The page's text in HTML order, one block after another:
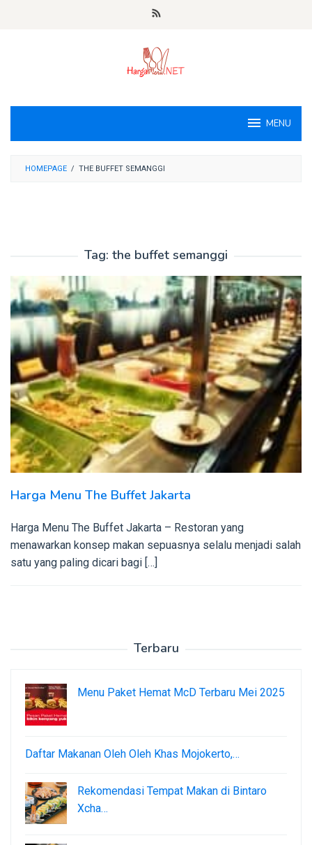
MENU
HOMEPAGE / THE BUFFET SEMANGGI
Tag: the buffet semanggi
Harga Menu The Buffet Jakarta
Harga Menu The Buffet Jakarta – Restoran yang
menawarkan konsep makan sepuasnya selalu menjadi salah
satu yang paling dicari bagi […]
Terbaru
Menu Paket Hemat McD Terbaru Mei 2025
Daftar Makanan Oleh Oleh Khas Mojokerto,…
Rekomendasi Tempat Makan di Bintaro
Xcha…